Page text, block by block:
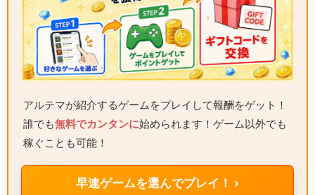
アルテマが紹介するゲームをプレイして報酬をゲット！
誰でも無料でカンタンに始められます！ゲーム以外でも
稼ぐことも可能！
早速ゲームを選んでプレイ！ ›